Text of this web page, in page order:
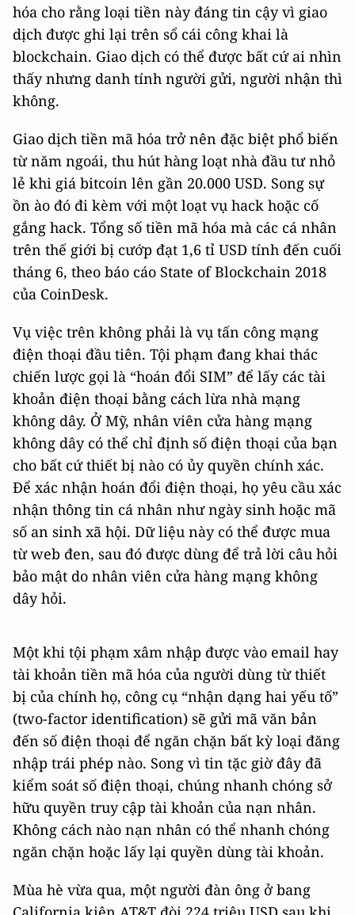
hóa cho rằng loại tiền này đáng tin cậy vì giao
dịch được ghi lại trên sổ cái công khai là
blockchain. Giao dịch có thể được bất cứ ai nhìn
thấy nhưng danh tính người gửi, người nhận thì
không.
Giao dịch tiền mã hóa trở nên đặc biệt phổ biến
từ năm ngoái, thu hút hàng loạt nhà đầu tư nhỏ
lẻ khi giá bitcoin lên gần 20.000 USD. Song sự
ồn ào đó đi kèm với một loạt vụ hack hoặc cố
gắng hack. Tổng số tiền mã hóa mà các cá nhân
trên thế giới bị cướp đạt 1,6 tỉ USD tính đến cuối
tháng 6, theo báo cáo State of Blockchain 2018
của CoinDesk.
Vụ việc trên không phải là vụ tấn công mạng
điện thoại đầu tiên. Tội phạm đang khai thác
chiến lược gọi là “hoán đổi SIM” để lấy các tài
khoản điện thoại bằng cách lừa nhà mạng
không dây. Ở Mỹ, nhân viên cửa hàng mạng
không dây có thể chỉ định số điện thoại của bạn
cho bất cứ thiết bị nào có ủy quyền chính xác.
Để xác nhận hoán đổi điện thoại, họ yêu cầu xác
nhận thông tin cá nhân như ngày sinh hoặc mã
số an sinh xã hội. Dữ liệu này có thể được mua
từ web đen, sau đó được dùng để trả lời câu hỏi
bảo mật do nhân viên cửa hàng mạng không
dây hỏi.
Một khi tội phạm xâm nhập được vào email hay
tài khoản tiền mã hóa của người dùng từ thiết
bị của chính họ, công cụ “nhận dạng hai yếu tố”
(two-factor identification) sẽ gửi mã văn bản
đến số điện thoại để ngăn chặn bất kỳ loại đăng
nhập trái phép nào. Song vì tin tặc giờ đây đã
kiểm soát số điện thoại, chúng nhanh chóng sở
hữu quyền truy cập tài khoản của nạn nhân.
Không cách nào nạn nhân có thể nhanh chóng
ngăn chặn hoặc lấy lại quyền dùng tài khoản.
Mùa hè vừa qua, một người đàn ông ở bang